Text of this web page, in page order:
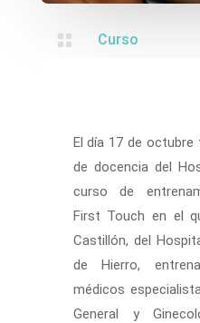
 Curso
El día 17 de octubre
de docencia del
curso de
First Touch en el
Castillón, del
de Hierro,
médicos
General y